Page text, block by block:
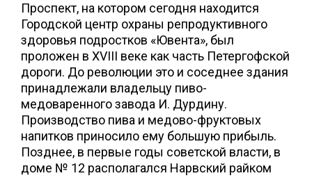
Проспект, на котором сегодня находится
Городской центр охраны репродуктивного
здоровья подростков «Ювента», был
проложен в XVIII веке как часть Петергофской
дороги. До революции это и соседнее здания
принадлежали владельцу пиво-
медоваренного завода И. Дурдину.
Производство пива и медово-фруктовых
напитков приносило ему большую прибыль.
Позднее, в первые годы советской власти, в
доме № 12 располагался Нарвский райком